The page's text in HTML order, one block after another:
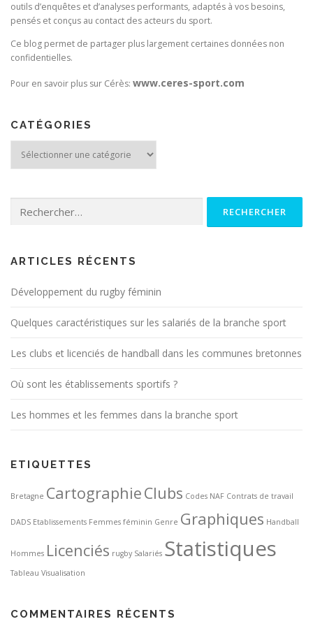
outils d’enquêtes et d’analyses performants, adaptés à vos besoins,
pensés et conçus au contact des acteurs du sport.
Ce blog permet de partager plus largement certaines données non
confidentielles.
Pour en savoir plus sur Cérès: www.ceres-sport.com
CATÉGORIES
ARTICLES RÉCENTS
Développement du rugby féminin
Quelques caractéristiques sur les salariés de la branche sport
Les clubs et licenciés de handball dans les communes bretonnes
Où sont les établissements sportifs ?
Les hommes et les femmes dans la branche sport
ETIQUETTES
Bretagne CartographieClubs Codes NAF Contrats de travail
DADS Etablissements Femmes féminin Genre Graphiques Handball
Hommes Licenciés rugby Salariés Statistiques
Tableau Visualisation
COMMENTAIRES RÉCENTS